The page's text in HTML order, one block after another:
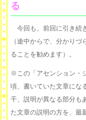
る
今回も、前回に引き続
（途中からで、分かり
ることを勧めます）。
※この「アセンション・
頃、書いていた文章にな
干、説明が異なる部分も
た文章の説明の方を、最